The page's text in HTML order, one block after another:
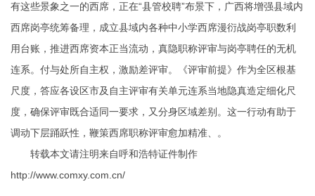
有这些景象之一的西席，正在“县管校聘”布景下，广西将增强县域内
西席岗亭统筹备理，成立县域内各种中小学西席漫衍战岗亭职数利
用台账，推进西席资本正当流动，真隐职称评审与岗亭聘任的无机
连系。付与处所自主权，激励差评审。《评审前提》作为全区根基
尺度，答应各设区市及自主评审有关单元连系当地隐真造定细化尺
度，确保评审既合适同一要求，又分身区域差别。这一行动有助于
调动下层踊跃性，鞭策西席职称评审愈加精准、。
转载本文请注明来自呼和浩特证件制作
http://www.comxy.com.cn/